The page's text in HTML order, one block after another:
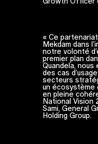
« Ce
Mekdam dans
notre volonté
premier plan
Quandela,
des cas
secteurs
un écosystème
en pleine
National Vision
Sami, General
Holding Group.